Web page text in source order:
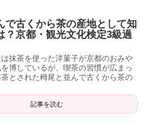
で古くから茶の産地として知
？京都・観光文化検定3級過
は抹茶を使った洋菓子が京都のおみや
博しているが、喫茶の習慣が広まっ
とされた栂尾と並んで古くから茶の
記事を読む